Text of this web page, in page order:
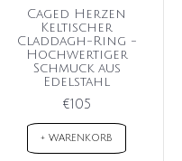
Caged Herzen
Keltischer
Claddagh-Ring -
Hochwertiger
Schmuck aus
Edelstahl
€105
+ WARENKORB